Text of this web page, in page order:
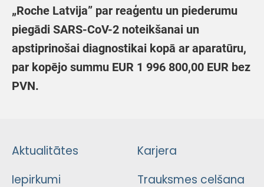
„Roche Latvija” par reaģentu un piederumu
piegādi SARS-CoV-2 noteikšanai un
apstiprinošai diagnostikai kopā ar aparatūru,
par kopējo summu EUR 1 996 800,00 EUR bez
PVN.
Aktualitātes
Iepirkumi
Karjera
Trauksmes celšana